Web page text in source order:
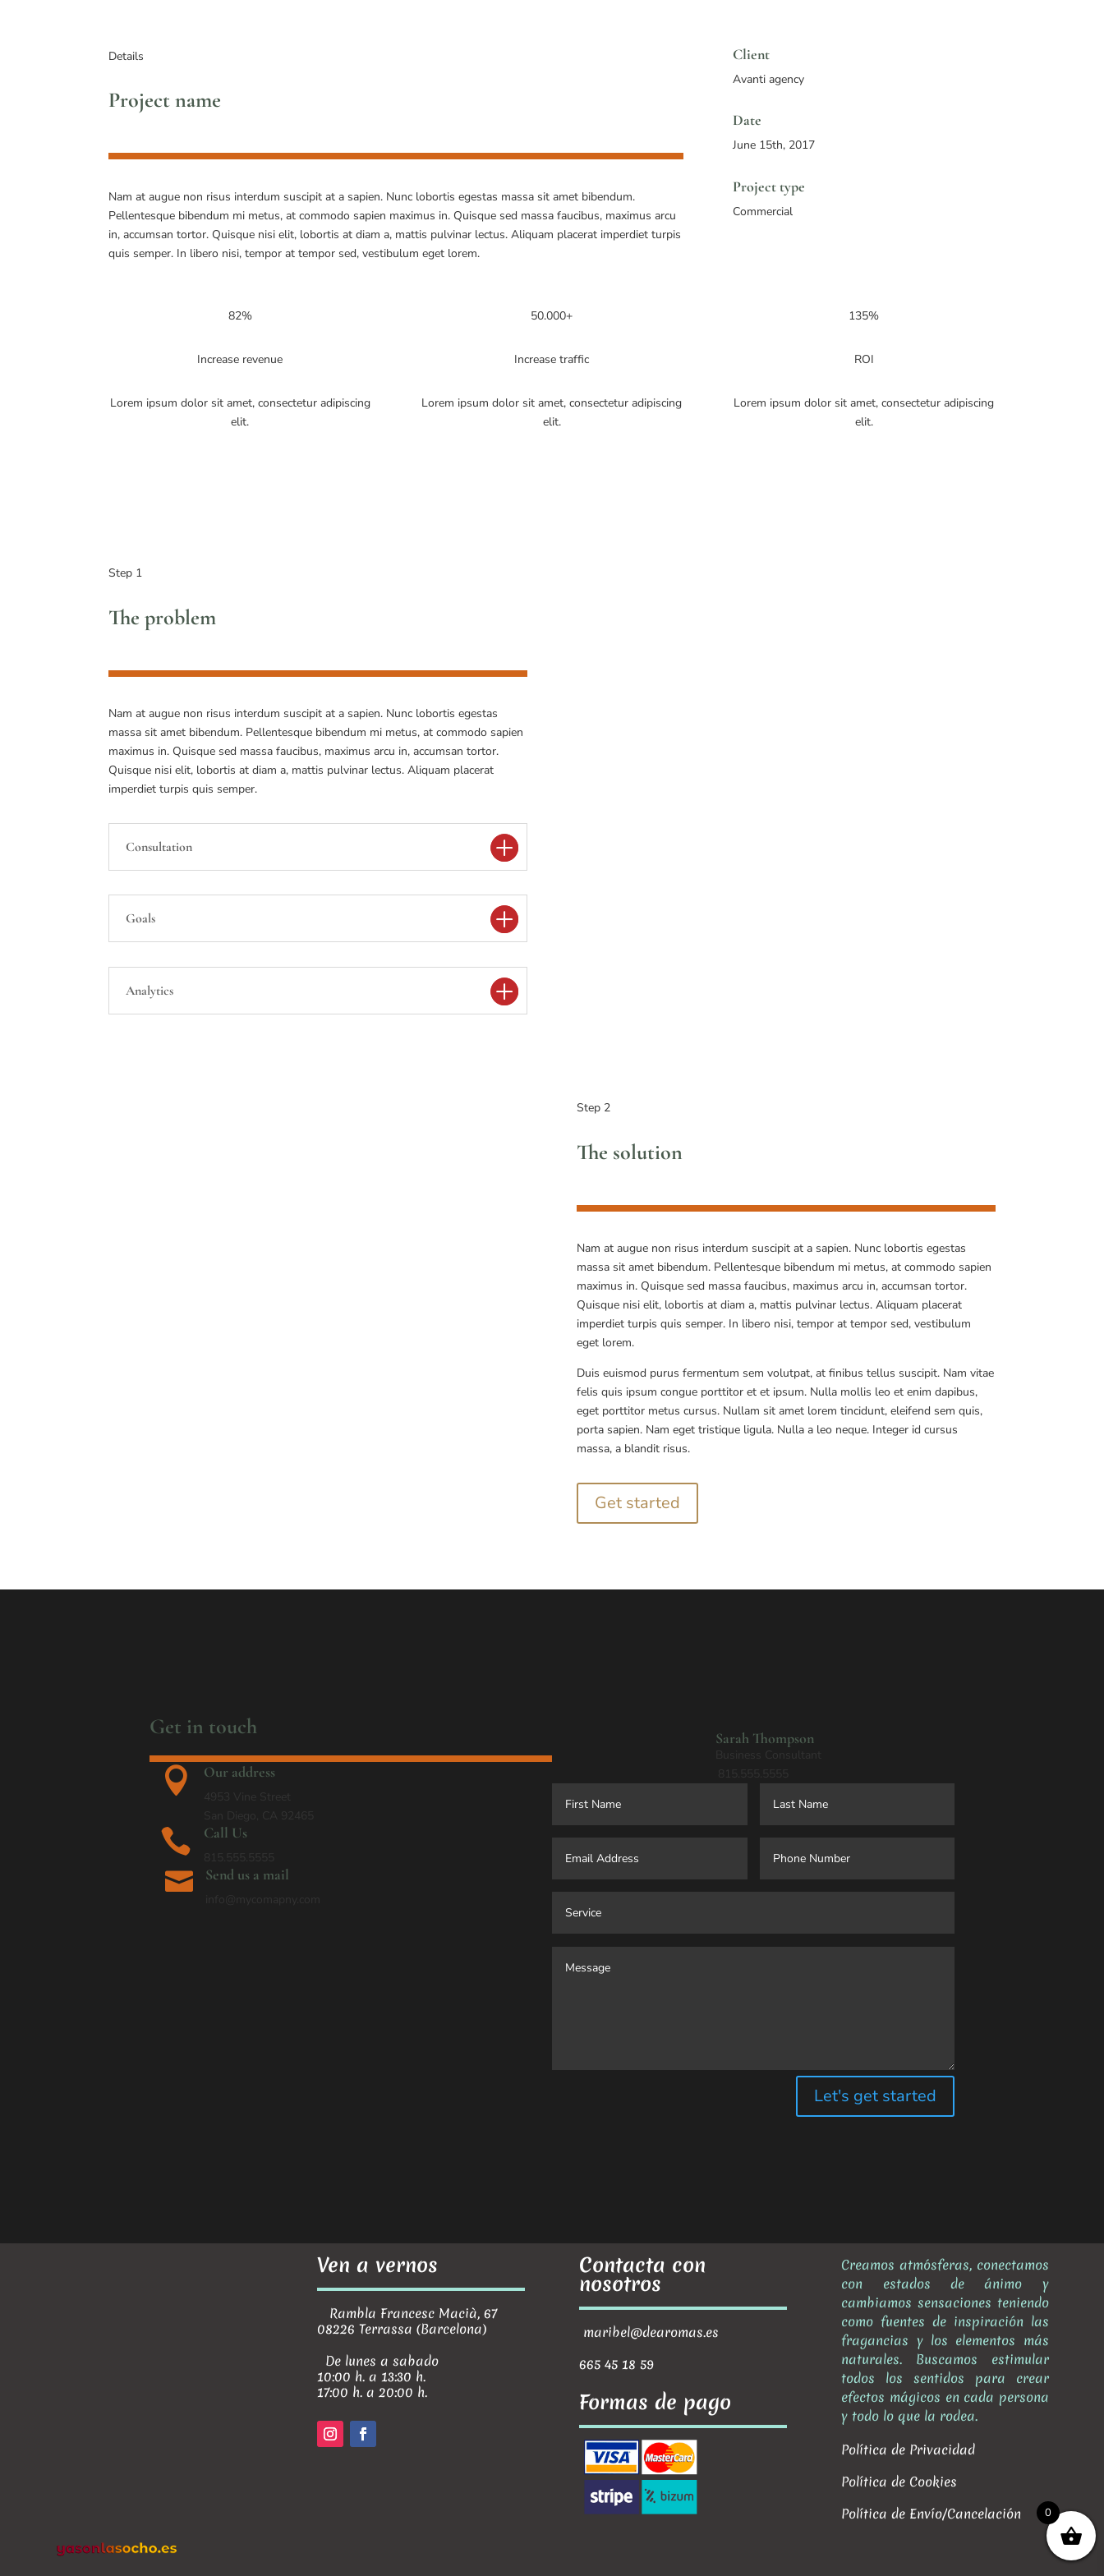
Details
Project name
Nam at augue non risus interdum suscipit at a sapien. Nunc lobortis egestas massa sit amet bibendum.
Pellentesque bibendum mi metus, at commodo sapien maximus in. Quisque sed massa faucibus, maximus arcu
in, accumsan tortor. Quisque nisi elit, lobortis at diam a, mattis pulvinar lectus. Aliquam placerat imperdiet turpis
quis semper. In libero nisi, tempor at tempor sed, vestibulum eget lorem.
Client
Avanti agency
Date
June 15th, 2017
Project type
Commercial
82%
Increase revenue
Lorem ipsum dolor sit amet, consectetur adipiscing
elit.
50.000+
Increase traffic
Lorem ipsum dolor sit amet, consectetur adipiscing
elit.
135%
ROI
Lorem ipsum dolor sit amet, consectetur adipiscing
elit.
Step 1
The problem
Nam at augue non risus interdum suscipit at a sapien. Nunc lobortis egestas
massa sit amet bibendum. Pellentesque bibendum mi metus, at commodo sapien
maximus in. Quisque sed massa faucibus, maximus arcu in, accumsan tortor.
Quisque nisi elit, lobortis at diam a, mattis pulvinar lectus. Aliquam placerat
imperdiet turpis quis semper.
Consultation
Goals
Analytics
Step 2
The solution
Nam at augue non risus interdum suscipit at a sapien. Nunc lobortis egestas
massa sit amet bibendum. Pellentesque bibendum mi metus, at commodo sapien
maximus in. Quisque sed massa faucibus, maximus arcu in, accumsan tortor.
Quisque nisi elit, lobortis at diam a, mattis pulvinar lectus. Aliquam placerat
imperdiet turpis quis semper. In libero nisi, tempor at tempor sed, vestibulum
eget lorem.
Duis euismod purus fermentum sem volutpat, at finibus tellus suscipit. Nam vitae
felis quis ipsum congue porttitor et et ipsum. Nulla mollis leo et enim dapibus,
eget porttitor metus cursus. Nullam sit amet lorem tincidunt, eleifend sem quis,
porta sapien. Nam eget tristique ligula. Nulla a leo neque. Integer id cursus
massa, a blandit risus.
Get started
Get in touch
 Our address
 Call Us
 Send us a mail
Sarah Thompson
Let's get started
Ven a vernos
Rambla Francesc Macià, 67
08226 Terrassa (Barcelona)
De lunes a sabado
10:00 h. a 13:30 h.
17:00 h. a 20:00 h.
Contacta con
nosotros
maribel@dearomas.es
665 45 18 59
Formas de pago
Creamos atmósferas, conectamos
con estados de ánimo y
cambiamos sensaciones teniendo
como fuentes de inspiración las
fragancias y los elementos más
naturales. Buscamos estimular
todos los sentidos para crear
efectos mágicos en cada persona
y todo lo que la rodea.
Política de Privacidad
Política de Cookies
Política de Envío/Cancelación
0